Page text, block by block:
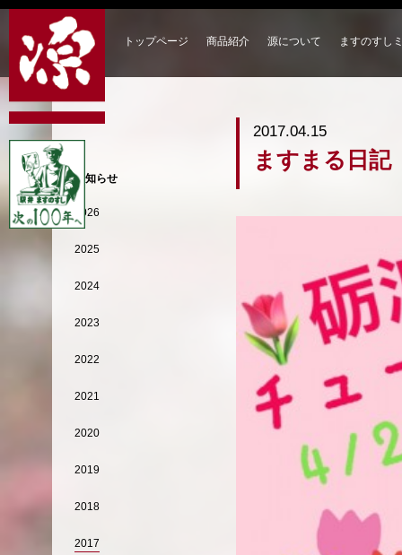
トップページ 商品紹介 源について ますのすし
2017.04.15
ますまる日記
お知らせ
2026
2025
2024
2023
2022
2021
2020
2019
2018
2017